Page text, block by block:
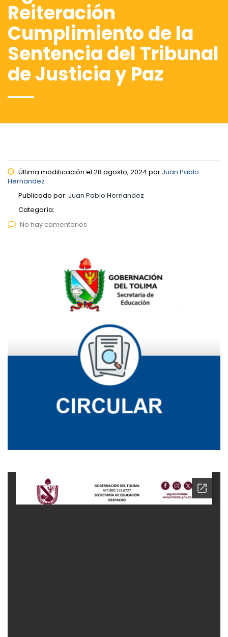
Reiteración
Cumplimiento de la
Sentencia del Tribunal
de Justicia y Paz
Última modificación el 28 agosto, 2024 por Juan Pablo
Hernandez
Publicado por: Juan Pablo Hernandez
Categoría:
No hay comentarios